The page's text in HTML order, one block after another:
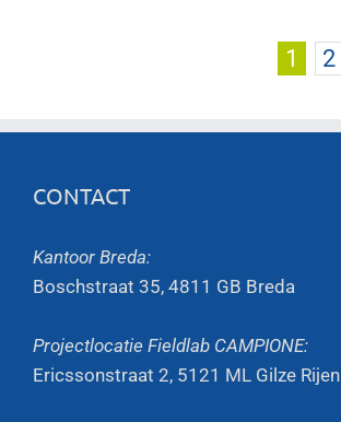
1 2
CONTACT
Kantoor Breda:
Boschstraat 35, 4811 GB Breda
Projectlocatie Fieldlab CAMPIONE:
Ericssonstraat 2, 5121 ML Gilze Rijen